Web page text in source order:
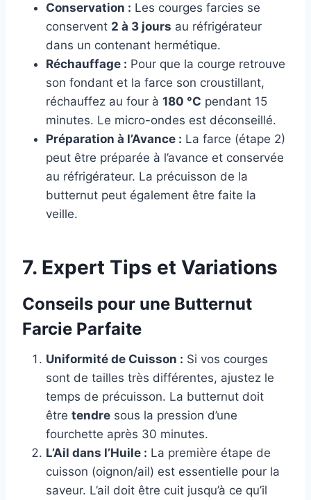
Conservation : Les courges farcies se
conservent 2 à 3 jours au réfrigérateur
dans un contenant hermétique.
Réchauffage : Pour que la courge retrouve
son fondant et la farce son croustillant,
réchauffez au four à 180 °C pendant 15
minutes. Le micro-ondes est déconseillé.
Préparation à l’Avance : La farce (étape 2)
peut être préparée à l’avance et conservée
au réfrigérateur. La précuisson de la
butternut peut également être faite la
veille.
7. Expert Tips et Variations
Conseils pour une Butternut
Farcie Parfaite
Uniformité de Cuisson : Si vos courges
sont de tailles très différentes, ajustez le
temps de précuisson. La butternut doit
être tendre sous la pression d’une
fourchette après 30 minutes.
L’Ail dans l’Huile : La première étape de
cuisson (oignon/ail) est essentielle pour la
saveur. L’ail doit être cuit jusqu’à ce qu’il